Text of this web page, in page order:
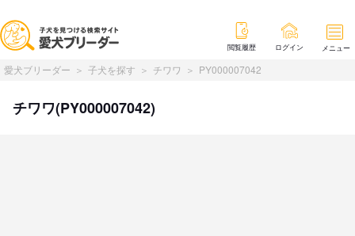
閲覧履歴 ログイン メニュー
愛犬ブリーダー 子犬を探す チワワ PY000007042
チワワ(PY000007042)